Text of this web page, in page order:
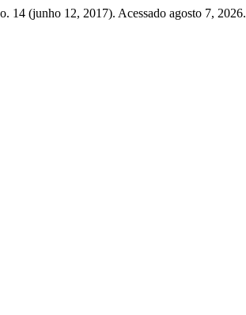
14 (junho 12, 2017). Acessado agosto 7, 2026.